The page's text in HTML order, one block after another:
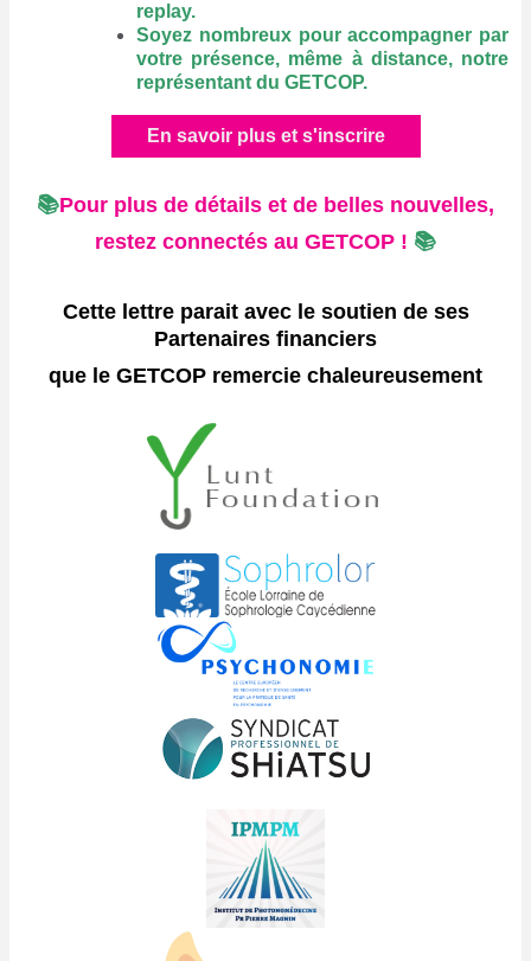
replay.
Soyez nombreux pour accompagner par
votre présence, même à distance, notre
représentant du GETCOP.
En savoir plus et s'inscrire
📚Pour plus de détails et de belles nouvelles,
restez connectés au GETCOP ! 📚
Cette lettre parait avec le soutien de ses
Partenaires financiers
que le GETCOP remercie chaleureusement